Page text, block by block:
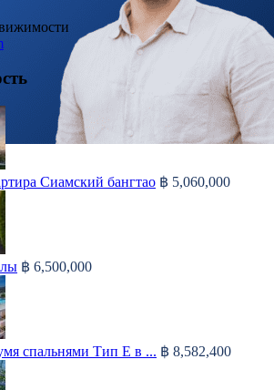
Сиамский бангтао ฿ 5,060,000
฿ 6,500,000
спальнями Тип Е в ... ฿ 8,582,400